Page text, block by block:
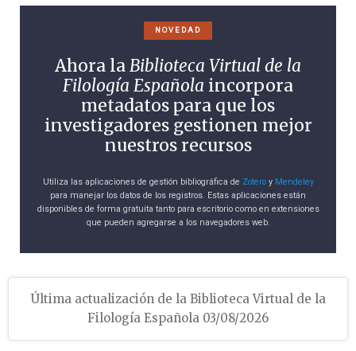
NOVEDAD
Ahora laBiblioteca Virtual de la
Filología Española incorpora
metadatos para que los
investigadores gestionen mejor
nuestros recursos
Utiliza las aplicaciones de gestión bibliográfica de Zoteroy Mendeley
para manejar los datos de los registros. Estas aplicaciones están
disponibles de forma gratuita tanto para escritorio como en extensiones
que pueden agregarse a los navegadores web.
Última actualización de la Biblioteca Virtual de la
Filología Española 03/08/2026